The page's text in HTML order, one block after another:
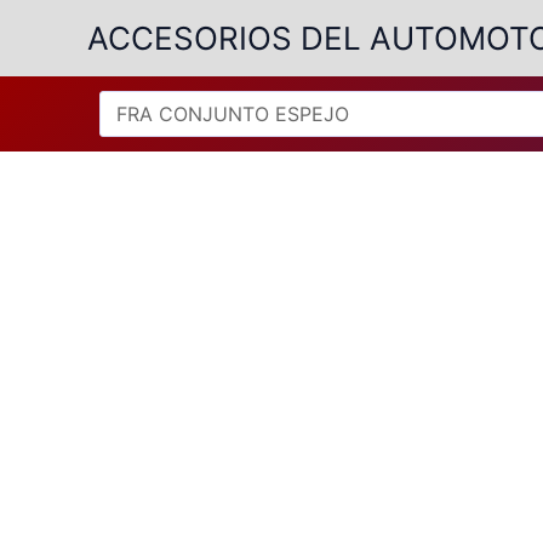
contenido
ACCESORIOS DEL